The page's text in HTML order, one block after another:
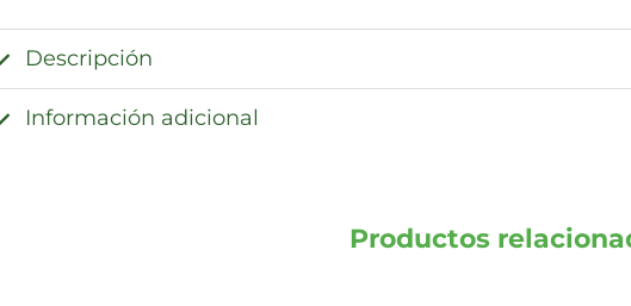
Descripción
Información adicional
Productos